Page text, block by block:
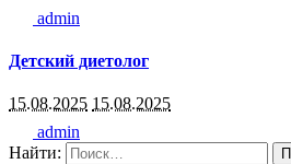
admin
Детский диетолог
15.08.2025 15.08.2025
admin
Найти: